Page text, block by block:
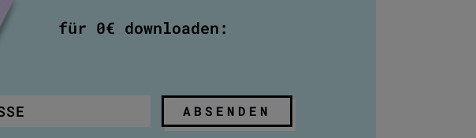
für 0€ downloaden:
ABSENDEN